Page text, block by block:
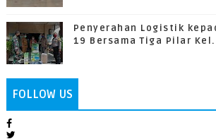
Penyerahan Logistik
19 Bersama Tiga Pilar
FOLLOW US